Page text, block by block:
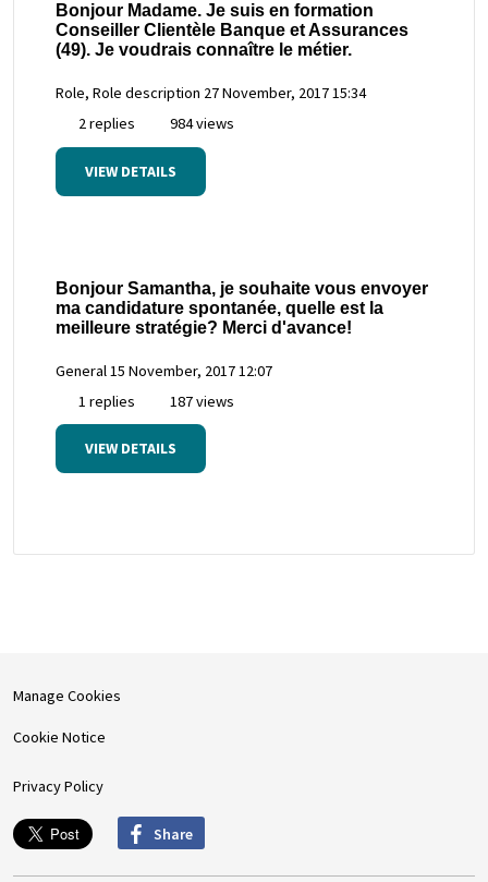
Bonjour Madame. Je suis en formation
Conseiller Clientèle Banque et Assurances
(49). Je voudrais connaître le métier.
Role, Role description 27 November, 2017 15:34
2 replies
984 views
VIEW DETAILS
Bonjour Samantha, je souhaite vous envoyer
ma candidature spontanée, quelle est la
meilleure stratégie? Merci d'avance!
General 15 November, 2017 12:07
1 replies
187 views
VIEW DETAILS
Manage Cookies
Cookie Notice
Privacy Policy
Share